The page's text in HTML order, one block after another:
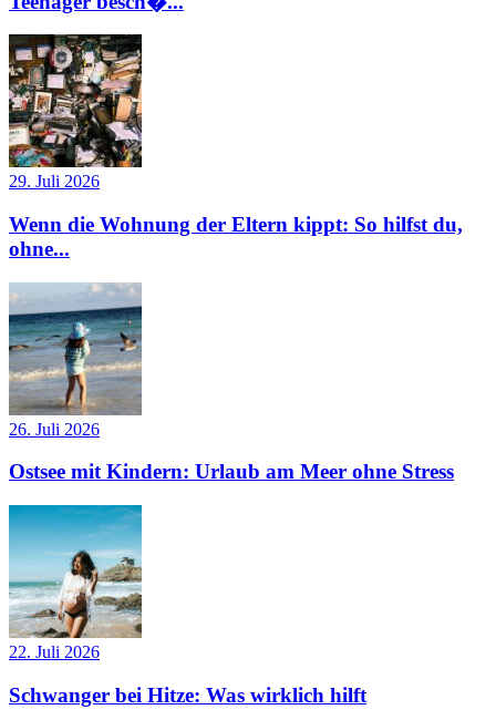
29. Juli 2026
Wenn die Wohnung der Eltern kippt: So hilfst du,
ohne...
26. Juli 2026
Ostsee mit Kindern: Urlaub am Meer ohne Stress
22. Juli 2026
Schwanger bei Hitze: Was wirklich hilft